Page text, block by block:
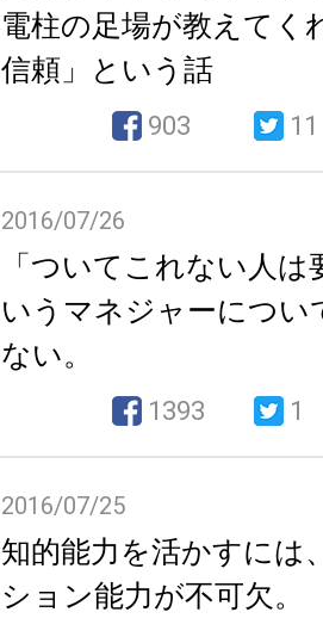
電柱の足場が教えてく
信頼」という話
903 11
2016/07/26
「ついてこれない人
いうマネジャーについ
ない。
1393 1
2016/07/25
知的能力を活かすには
ション能力が不可欠。